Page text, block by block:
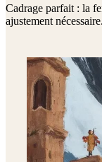
Cadrage parfait : la
ajustement nécessaire.